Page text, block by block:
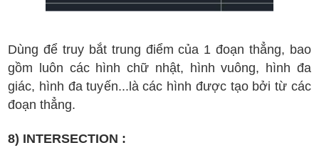
Dùngđể truy bắt trung điểm của 1đoạn thẳng, bao
gồm luôn các hình chữ nhật, hình vuông, hình đa
giác, hình đa tuyến... à các hình được tạo bởi từ các
đoạn thẳng.
8) INTERSECTION :